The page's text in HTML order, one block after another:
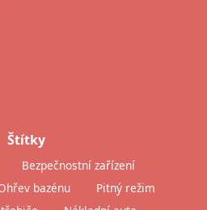
Štítky
Bezpečnostní zařízení
bazénu
Pitný režim